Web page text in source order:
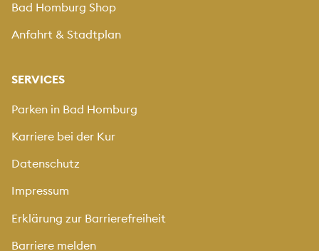
Bad Homburg Shop
Anfahrt & Stadtplan
SERVICES
Parken in Bad Homburg
Karriere bei der Kur
Datenschutz
Impressum
Erklärung zur Barrierefreiheit
Barriere melden